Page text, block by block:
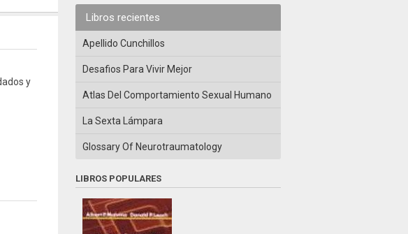
y
Libros recientes
Apellido Cunchillos
Desafios Para Vivir Mejor
Atlas Del Comportamiento Sexual Humano
La Sexta Lámpara
Glossary Of Neurotraumatology
LIBROS POPULARES